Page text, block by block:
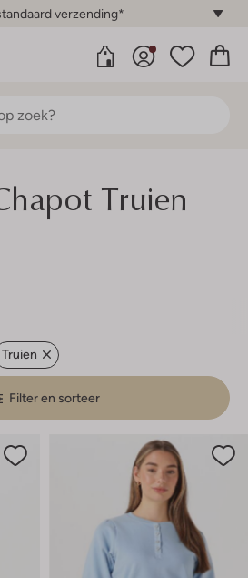
verzending*
Truien
Truien
Filter en sorteer